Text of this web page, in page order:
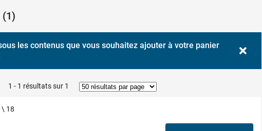
(1)
les contenus que vous souhaitez ajouter à votre panier
1 - 1 résultats sur 1
18